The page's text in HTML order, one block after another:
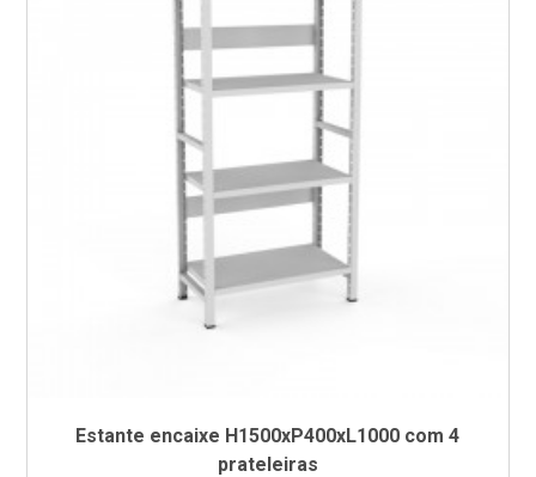
Estante encaixe H1500xP400xL1000 com 4
prateleiras